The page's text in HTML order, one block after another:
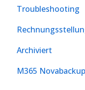
Troubleshooting
Archiviert
M365 Novabackup